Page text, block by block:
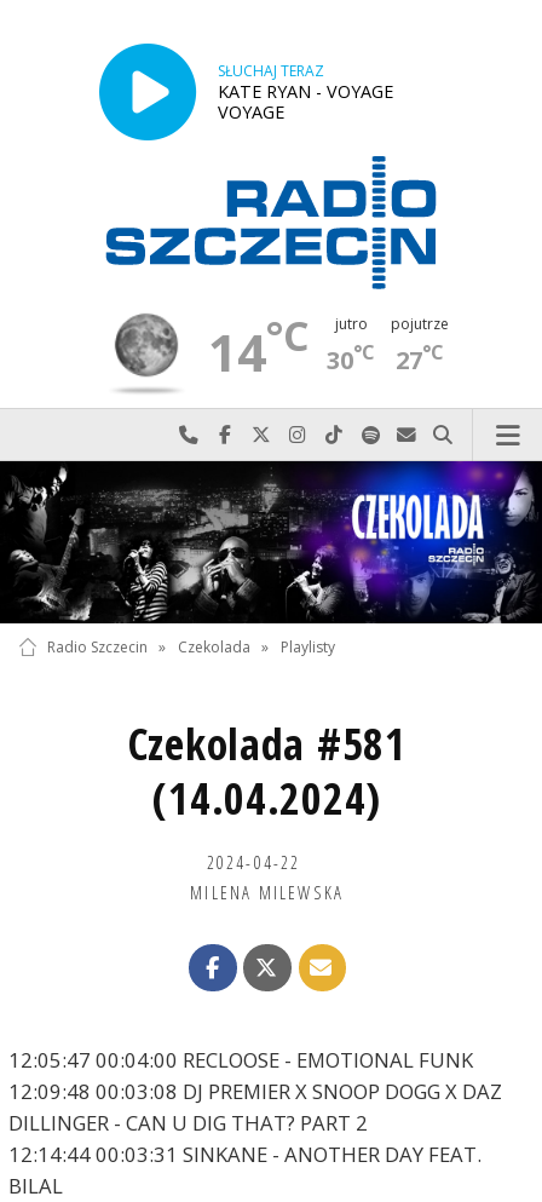
SŁUCHAJ TERAZ
KATE RYAN - VOYAGE
VOYAGE
14°C jutro
30°C
pojutrze
27°C
Najlepiej po prostu do nas zadzwoń
Odwiedź nas na Facebook-u
Odwiedź nas na X
Odwiedź nas na Instagram-ie
Odwiedź nas na TikTok-u
Szukaj nas na Spotify
Wyślij do nas
Szukaj
Radio Szczecin » Czekolada » Playlisty
Czekolada #581
(14.04.2024)
2024-04-22
MILENA MILEWSKA
12:05:47 00:04:00 RECLOOSE - EMOTIONAL FUNK
12:09:48 00:03:08 DJ PREMIER X SNOOP DOGG X DAZ
DILLINGER - CAN U DIG THAT? PART 2
12:14:44 00:03:31 SINKANE - ANOTHER DAY FEAT.
BILAL